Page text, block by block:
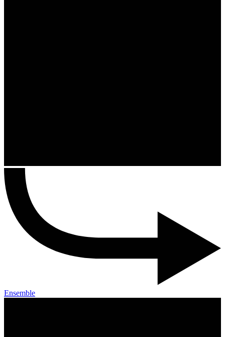
Ensemble